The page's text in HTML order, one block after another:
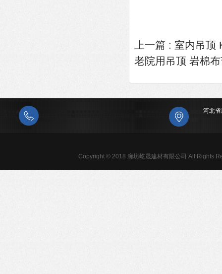
上一篇 : 室内吊顶
老院用吊顶 岩棉
河北
Copyright © 2018 廊坊屹晟建材有限公司 All Rights